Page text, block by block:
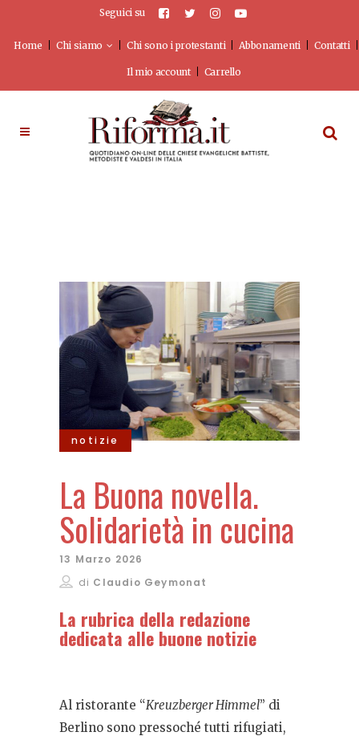
Seguici su
Home Chi siamo Chi sono i protestanti Abbonamenti Contatti
Il mio account Carrello
notizie
La Buona novella.
Solidarietà in cucina
13 Marzo 2026
di Claudio Geymonat
La rubrica della redazione
dedicata alle buone notizie
Al ristorante “Kreuzberger Himmel” di
Berlino sono pressoché tutti rifugiati,